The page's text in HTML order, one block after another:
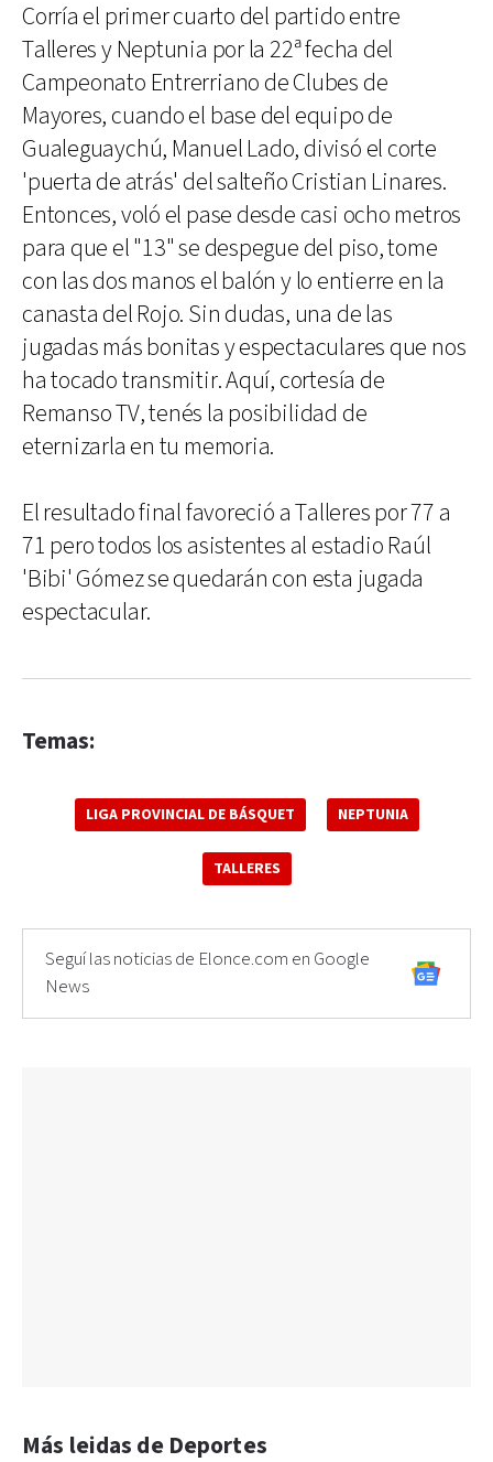
Corría el primer cuarto del partido entre
Talleres y Neptunia por la 22ª fecha del
Campeonato Entrerriano de Clubes de
Mayores, cuando el base del equipo de
Gualeguaychú, Manuel Lado, divisó el corte
'puerta de atrás' del salteño Cristian Linares.
Entonces, voló el pase desde casi ocho metros
para que el "13" se despegue del piso, tome
con las dos manos el balón y lo entierre en la
canasta del Rojo. Sin dudas, una de las
jugadas más bonitas y espectaculares que nos
ha tocado transmitir. Aquí, cortesía de
Remanso TV, tenés la posibilidad de
eternizarla en tu memoria.
El resultado final favoreció a Talleres por 77 a
71 pero todos los asistentes al estadio Raúl
'Bibi' Gómez se quedarán con esta jugada
espectacular.
Temas:
LIGA PROVINCIAL DE BÁSQUET NEPTUNIA
TALLERES
Seguí las noticias de Elonce.com en Google
News
Más leidas de Deportes